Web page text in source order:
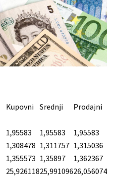
Kupovni Srednji Prodajni
1,95583 1,95583
1,95583
1,308478 1,311757 1,315036
1,355573 1,35897
1,362367
25,92611825,99109626,056074